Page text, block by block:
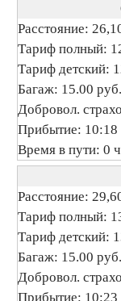
Расстояние:
Тариф полный:
Тариф детский:
Багаж: 15.00 руб.
Добровол.
Прибытие: 10:18
Время в пути: 0
Расстояние:
Тариф полный:
Тариф детский:
Багаж: 15.00 руб.
Добровол.
Прибытие: 10:23